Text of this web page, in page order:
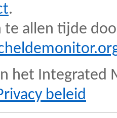
.
te allen tijde
het Integrated
beleid